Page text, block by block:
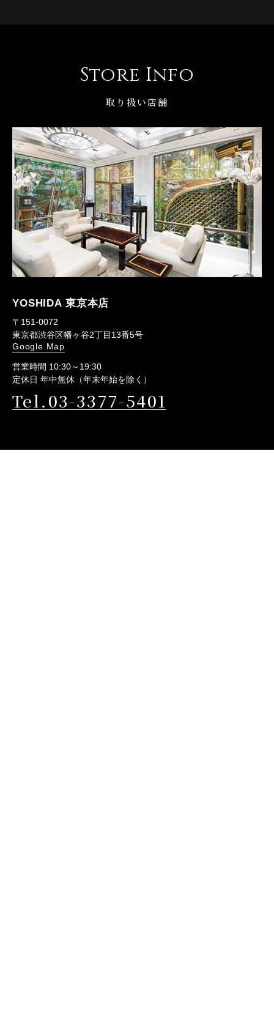
Store Info
取り扱い店舗
YOSHIDA 東京本店
〒151-0072
東京都渋谷区幡ヶ谷2丁目13番5号
Google Map
営業時間 10:30～19:30
定休日 年中無休（年末年始を除く）
Tel.03-3377-5401